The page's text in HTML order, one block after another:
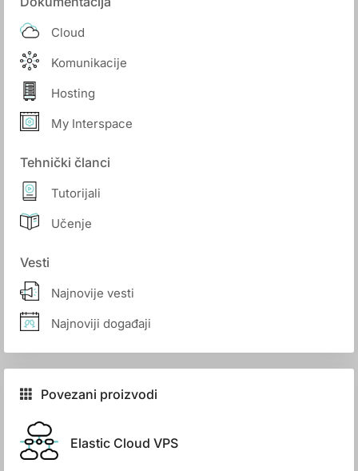
Cloud
Komunikacije
Hosting
My Interspace
Tehnički članci
Tutorijali
Učenje
Vesti
Najnovije vesti
Najnoviji događaji
Povezani proizvodi
Elastic Cloud VPS